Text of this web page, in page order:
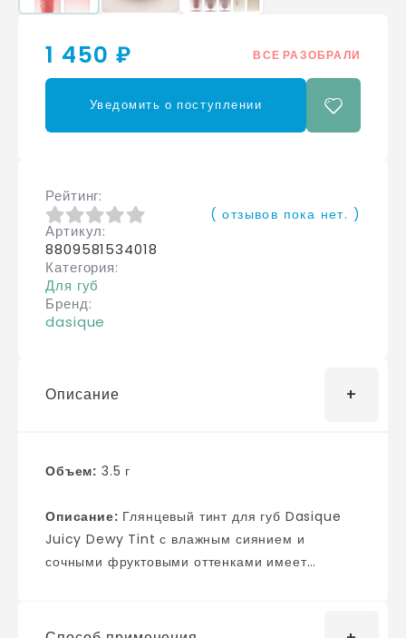
1 450 ₽ ВСЕ РАЗОБРАЛИ
Уведомить о поступлении
Рейтинг
0из 5
( отзывов пока нет. )
Артикул
8809581534018
Категория
Для губ
Бренд
dasique
Описание
Объем: 3.5 г
Описание:
Juicy Dewy Tint с влажным сиянием и
сочными фруктовыми оттенками имеет
стеклянным блеском и делает их более